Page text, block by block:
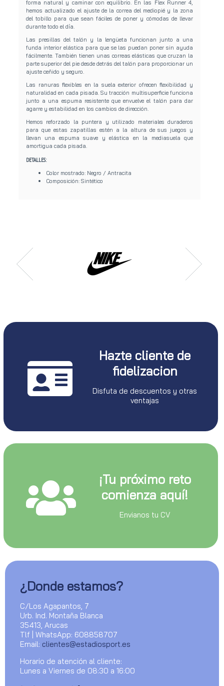
forma natural y caminar con equilibrio. En las Flex Runner 4,
hemos actualizado el ajuste de la correa del mediopié y la zona
del tobillo para que sean fáciles de poner y cómodas de llevar
durante todo el día.
Las presillas del talón y la lengüeta funcionan junto a una
funda interior elástica para que se las puedan poner sin ayuda
fácilmente. También tienen unas correas elásticas que cruzan la
parte superior del pie desde detrás del talón para proporcionar un
ajuste ceñido y seguro.
Las ranuras flexibles en la suela exterior ofrecen flexibilidad y
naturalidad en cada pisada. Su tracción multisuperficie funciona
junto a una espuma resistente que envuelve el talón para dar
agarre y estabilidad en los cambios de dirección.
Hemos reforzado la puntera y utilizado materiales duraderos
para que estas zapatillas estén a la altura de sus juegos y
llevan una espuma suave y elástica en la mediasuela que
amortigua cada pisada.
DETALLES:
Color mostrado: Negro / Antracita
Composición: Sintético
Hazte cliente de
fidelizacion
Disfuta de descuentos y otras
ventajas
¡Tu próximo reto
comienza aquí!
Envianos tu CV
¿Donde estamos?
C/Los Agapantos, 7
Urb. Ind. Montaña Blanca
35413, Arucas
Tlf | WhatsApp: 608858707
Email: clientes@estadiosport.es
Horario de atención al cliente:
Lunes a Viernes de 08:30 a 16:00